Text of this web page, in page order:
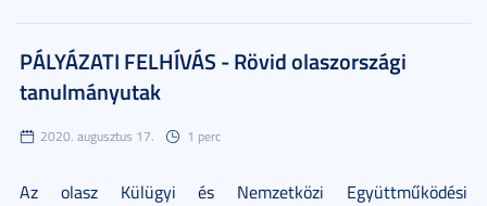
PÁLYÁZATI FELHÍVÁS - Rövid olaszországi
tanulmányutak
2020. augusztus 17. 1 perc
Az olasz Külügyi és Nemzetközi Együttműködési